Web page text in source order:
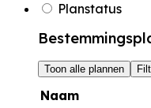
Planstatus
Toon alle plannen
Naam